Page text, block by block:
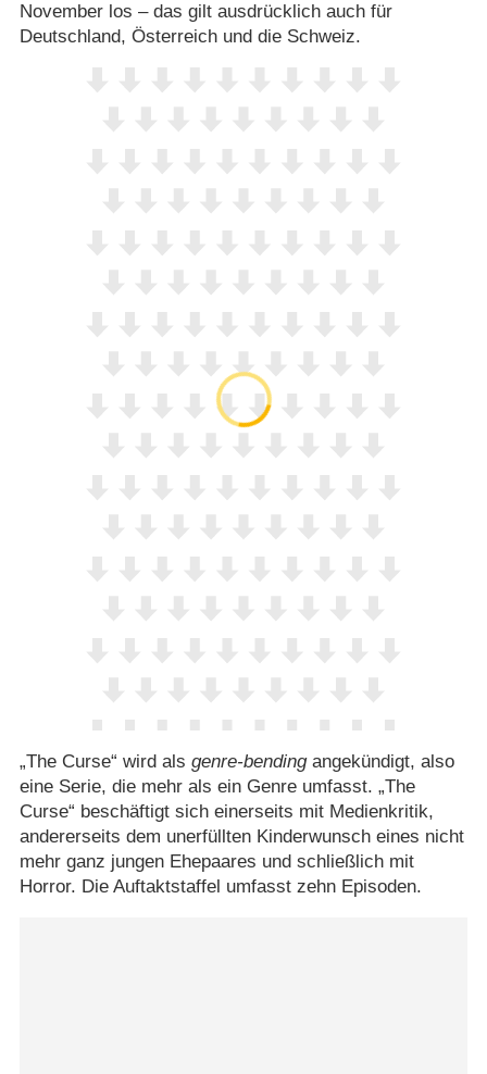
November los – das gilt ausdrücklich auch für
Deutschland, Österreich und die Schweiz.
„The Curse“ wird als genre-bendingangekündigt, also
eine Serie, die mehr als ein Genre umfasst. „The
Curse“ beschäftigt sich einerseits mit Medienkritik,
andererseits dem unerfüllten Kinderwunsch eines nicht
mehr ganz jungen Ehepaares und schließlich mit
Horror. Die Auftaktstaffel umfasst zehn Episoden.